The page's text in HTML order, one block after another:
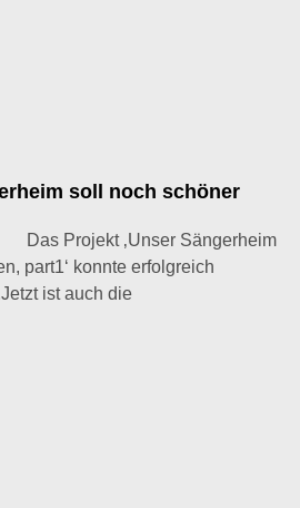
soll noch schöner
Projekt ‚Unser Sängerheim
part1‘ konnte erfolgreich
ist auch die